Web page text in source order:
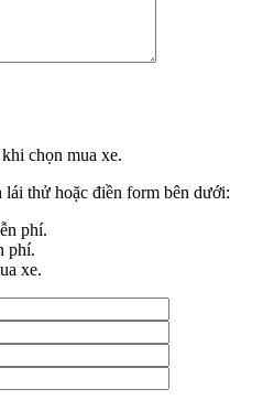
chọn mua xe.
lái thử hoặc điền form bên dưới:
phí.
phí.
xe.